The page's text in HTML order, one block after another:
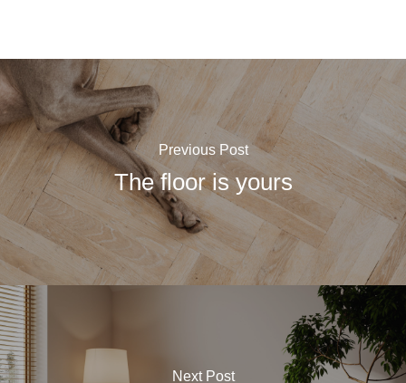
Previous Post
The floor is yours
Next Post